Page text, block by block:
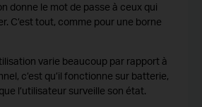
donne le mot de passe à ceux qui
C’est tout, comme pour une borne
varie beaucoup par rapport à
c’est qu’il fonctionne sur batterie,
l’utilisateur surveille son état.